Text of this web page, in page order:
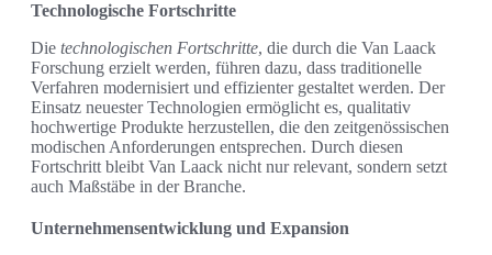
Technologische Fortschritte
Die technologischen Fortschritte, die durch die Van Laack
Forschung erzielt werden, führen dazu, dass traditionelle
Verfahren modernisiert und effizienter gestaltet werden. Der
Einsatz neuester Technologien ermöglicht es, qualitativ
hochwertige Produkte herzustellen, die den zeitgenössischen
modischen Anforderungen entsprechen. Durch diesen
Fortschritt bleibt Van Laack nicht nur relevant, sondern setzt
auch Maßstäbe in der Branche.
Unternehmensentwicklung und Expansion